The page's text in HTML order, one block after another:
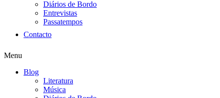
Diários de Bordo
Entrevistas
Passatempos
Contacto
Menu
Blog
Literatura
Música